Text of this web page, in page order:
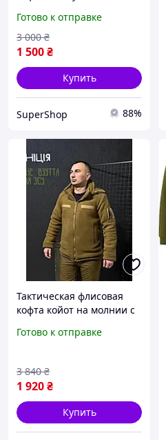
мужская, Теплая
армейская флиска
однотонная на молни
Готово к отправке
1 500₴
3 000 ₴
Купить
SuperShop 88%
Тактическая флисовая
кофта койот на молнии с
Теплая армейская куртка
Готово к отправке
1 920₴
3 840 ₴
Купить